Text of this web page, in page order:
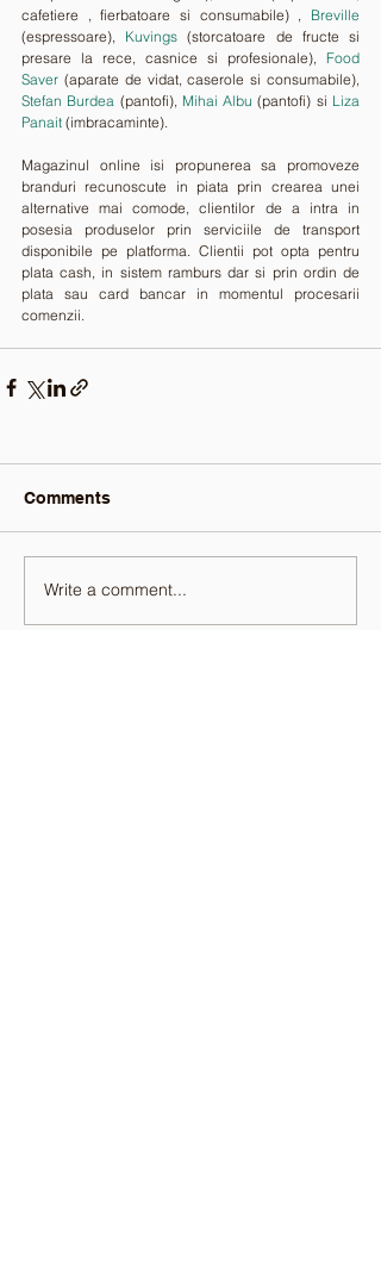
cafetiere , fierbatoare si consumabile) , Breville
(espressoare), Kuvings (storcatoare de fructe si
presare la rece, casnice si profesionale), Food
Saver
Stefan Burdea (pantofi), Mihai Albu (pantofi) si Liza
Panait (imbracaminte).
Magazinul online isi propunerea sa promoveze
branduri recunoscute in piata prin crearea unei
alternative mai comode, clientilor de a intra in
posesia produselor prin serviciile de transport
disponibile pe platforma. Clientii pot opta pentru
plata cash, in sistem ramburs dar si prin ordin de
plata sau card bancar in momentul procesarii
comenzii.
Comments
Write a comment...